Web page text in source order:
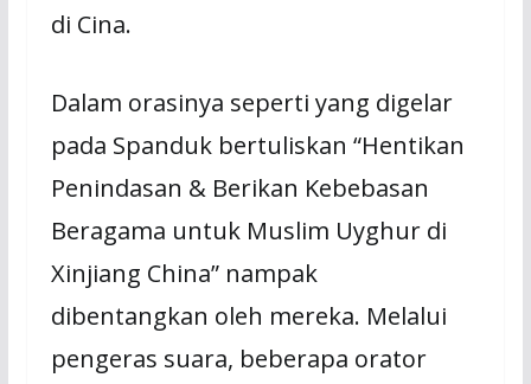
di Cina.
Dalam orasinya seperti yang digelar
pada Spanduk bertuliskan “Hentikan
Penindasan & Berikan Kebebasan
Beragama untuk Muslim Uyghur di
Xinjiang China” nampak
dibentangkan oleh mereka. Melalui
pengeras suara, beberapa orator